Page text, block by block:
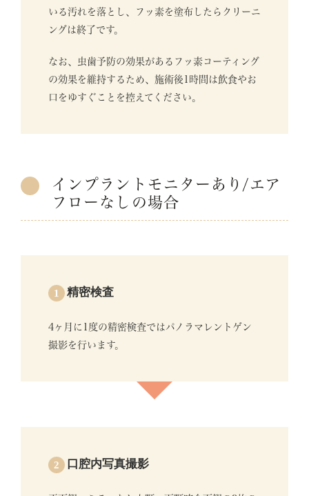
いる汚れを落とし、フッ素を塗布したらクリーニ
ングは終了です。
なお、虫歯予防の効果があるフッ素コーティング
の効果を維持するため、施術後1時間は飲食やお
口をゆすぐことを控えてください。
インプラントモニターあり/エア
フローなしの場合
1 精密検査
4ヶ月に1度の精密検査ではパノラマレントゲン
撮影を行います。
2 口腔内写真撮影